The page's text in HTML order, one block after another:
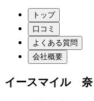
トップ
口コミ
よくある質問
会社概要
イースマイル 奈